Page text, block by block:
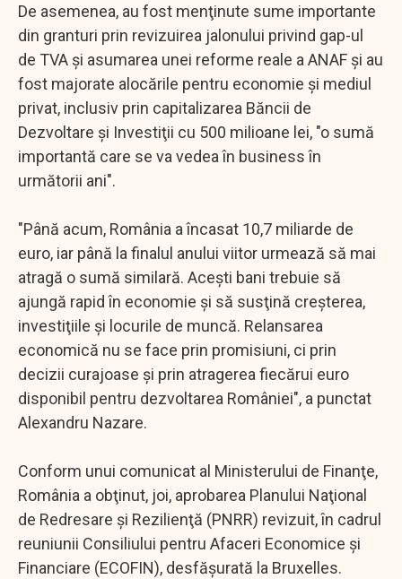
De asemenea, au fost menţinute sume importante
din granturi prin revizuirea jalonului privind gap-ul
de TVA şi asumarea unei reforme reale a ANAF şi au
fost majorate alocările pentru economie şi mediul
privat, inclusiv prin capitalizarea Băncii de
Dezvoltare şi Investiţii cu 500 milioane lei, "o sumă
importantă care se va vedea în business în
următorii ani".
"Până acum, România a încasat 10,7 miliarde de
euro, iar până la finalul anului viitor urmează să mai
atragă o sumă similară. Aceşti bani trebuie să
ajungă rapid în economie şi să susţină creşterea,
investiţiile şi locurile de muncă. Relansarea
economică nu se face prin promisiuni, ci prin
decizii curajoase şi prin atragerea fiecărui euro
disponibil pentru dezvoltarea României", a punctat
Alexandru Nazare.
Conform unui comunicat al Ministerului de Finanţe,
România a obţinut, joi, aprobarea Planului Naţional
de Redresare şi Rezilienţă (PNRR) revizuit, în cadrul
reuniunii Consiliului pentru Afaceri Economice şi
Financiare (ECOFIN), desfăşurată la Bruxelles.